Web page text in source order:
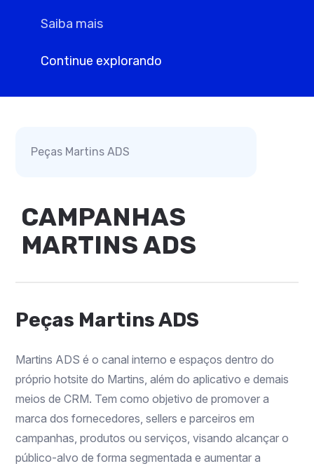
Saiba mais
Continue explorando
Peças Martins ADS
CAMPANHAS
MARTINS ADS
Peças Martins ADS
Martins ADS é o canal interno e espaços dentro do
próprio hotsite do Martins, além do aplicativo e demais
meios de CRM. Tem como objetivo de promover a
marca dos fornecedores, sellers e parceiros em
campanhas, produtos ou serviços, visando alcançar o
público-alvo de forma segmentada e aumentar a